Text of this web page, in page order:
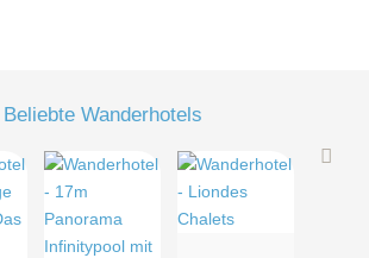
Beliebte Wanderhotels